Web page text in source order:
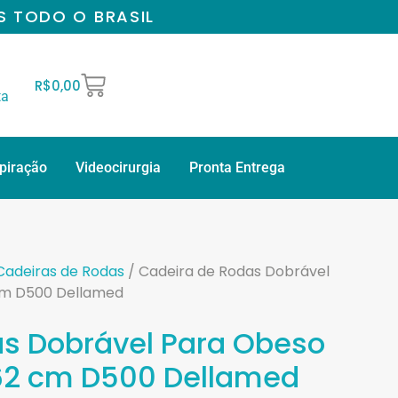
TODO O BRASIL
R$0,00
Videocirurgia Pronta Entrega
de Rodas/ Cadeira de Rodas Dobrável
D500 Dellamed
Dobrável Para Obeso
cm D500 Dellamed